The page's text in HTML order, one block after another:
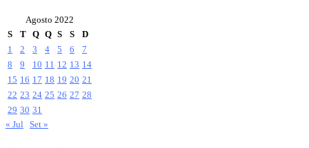
Agosto 2022
S
T Q Q S S
D
1
2 3 4 5 6
7
8
9 10 11 12 13 14
15 16 17 18 19 20 21
22 23 24 25 26 27 28
29 30 31
« Jul Set »